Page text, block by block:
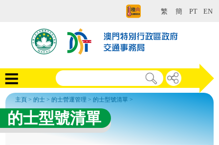
繁 簡 PT EN
主頁 > 的士 > 的士營運管理 > 的士型號清單 >
的士型號清單